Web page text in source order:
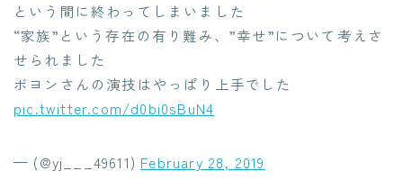
という間に終わってしまいました
“家族”という存在の有り難み、”幸せ”について考えさ
せられました
ボヨンさんの演技はやっぱり上手でした
pic.twitter.com/d0bi0sBuN4
— (@yj___49611) February 28, 2019